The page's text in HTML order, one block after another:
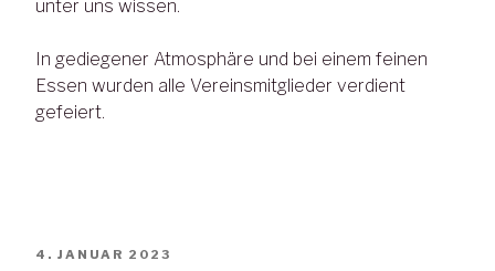
unter uns wissen.
In gediegener Atmosphäre und bei einem feinen
Essen wurden alle Vereinsmitglieder verdient
gefeiert.
VERÖFFENTLICHT
4. JANUAR 2023